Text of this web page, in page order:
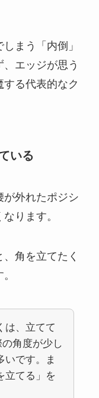
まう「内倒」
エッジが思う
る代表的なク
いる
が外れたポジシ
ります。
角を立てたく
は、立てて
の角度が少し
いです。ま
立てる」を